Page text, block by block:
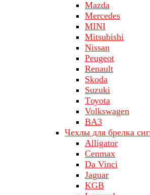
Mazda
Merсеdеs
MINI
Mitsubishi
Nissan
Peugeot
Renault
Skoda
Suzuki
Tоуоta
Volkswagen
ВA3
Чехлы для брелка
Alligator
Cenmax
Da Vinci
Jaguar
KGB